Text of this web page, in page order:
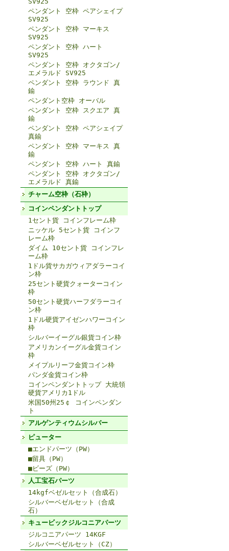
ペンダント 空枠 ペアシェイプ
SV925
ペンダント 空枠 マーキス
SV925
ペンダント 空枠 ハート
SV925
ペンダント 空枠 オクタゴン/
エメラルド SV925
ペンダント 空枠 ラウンド 真
鍮
ペンダント空枠 オーバル
ペンダント 空枠 スクエア 真
鍮
ペンダント 空枠 ペアシェイプ
真鍮
ペンダント 空枠 マーキス 真
鍮
ペンダント 空枠 ハート 真鍮
ペンダント 空枠 オクタゴン/
エメラルド 真鍮
チャーム空枠（石枠）
コインペンダントトップ
1セント貨 コインフレーム枠
ニッケル 5セント貨 コインフ
レーム枠
ダイム 10セント貨 コインフレ
ーム枠
1ドル貨サカガウィアダラーコイ
ン枠
25セント硬貨クォーターコイン
枠
50セント硬貨ハーフダラーコイ
ン枠
1ドル硬貨アイゼンハワーコイン
枠
シルバーイーグル銀貨コイン枠
アメリカンイーグル金貨コイン
枠
メイプルリーフ金貨コイン枠
パンダ金貨コイン枠
コインペンダントトップ 大統領
硬貨アメリカ1ドル
米国50州25￠ コインペンダン
ト
アルゲンティウムシルバー
ピューター
■エンドパーツ（PW）
■留具（PW）
■ビーズ（PW）
人工宝石パーツ
14kgfベゼルセット（合成石）
シルバーベゼルセット（合成
石）
キュービックジルコニアパーツ
ジルコニアパーツ 14KGF
シルバーベゼルセット（CZ）